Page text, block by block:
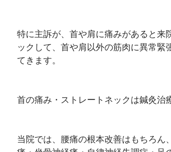
特に主訴が、首や肩に痛みがあると来
ックして、首や肩以外の筋肉に異常
てきます。
首の痛み・ストレートネックは鍼灸治
当院では、腰痛の根本改善はもちろん